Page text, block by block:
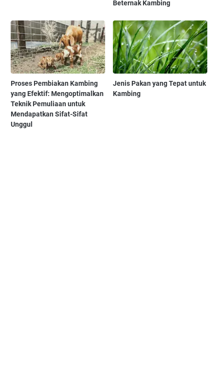
Beternak Kambing
Proses Pembiakan Kambing
yang Efektif: Mengoptimalkan
Teknik Pemuliaan untuk
Mendapatkan Sifat-Sifat
Unggul
Jenis Pakan yang Tepat untuk
Kambing